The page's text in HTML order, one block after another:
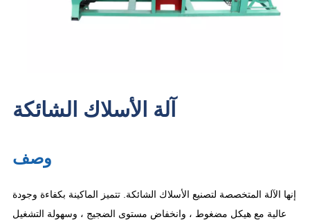
آلة الأسلاك الشائكة